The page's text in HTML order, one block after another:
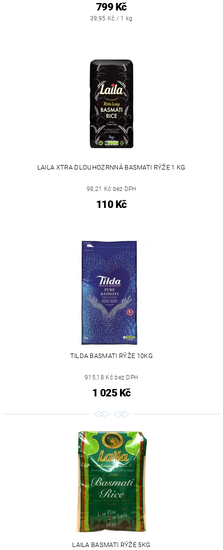
799 Kč
39,95 Kč / 1 kg
LAILA XTRA DLOUHOZRNNÁ BASMATI RÝŽE 1 KG
98,21 Kč bez DPH
110 Kč
TILDA BASMATI RÝŽE 10KG
915,18 Kč bez DPH
1 025 Kč
LAILA BASMATI RÝŽE 5KG